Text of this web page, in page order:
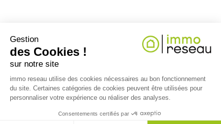
Gestion
des Cookies !
sur notre site
immo reseau utilise des cookies nécessaires au bon fonctionnement
du site. Certaines catégories de cookies peuvent être utilisées pour
personnaliser votre expérience ou réaliser des analyses.
Consentements certifiés par